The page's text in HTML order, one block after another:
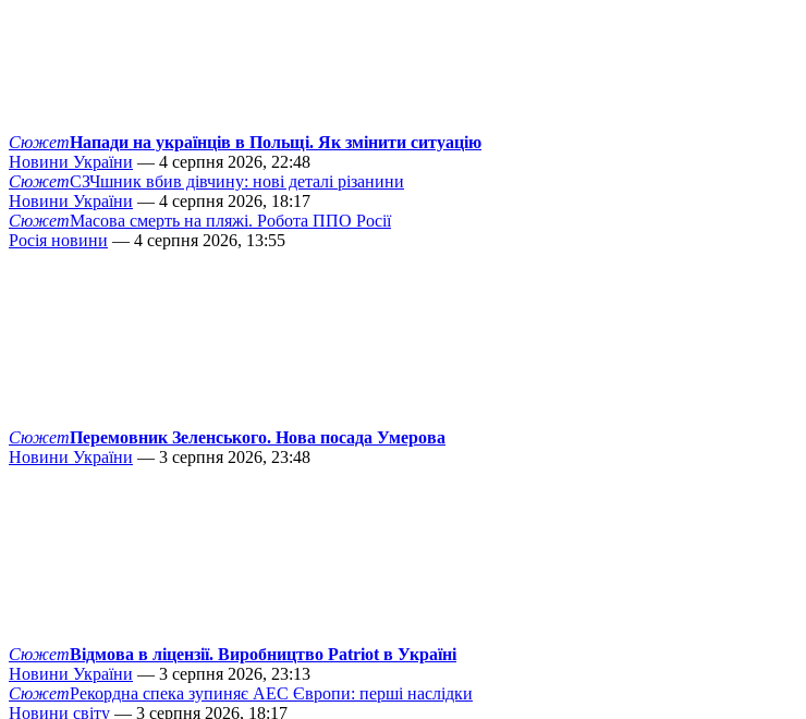
СюжетНапади на українців в Польщі. Як змінити ситуацію
Новини України — 4 серпня 2026, 22:48
СюжетСЗЧшник вбив дівчину: нові деталі різанини
Новини України — 4 серпня 2026, 18:17
СюжетМасова смерть на пляжі. Робота ППО Росії
Росія новини — 4 серпня 2026, 13:55
СюжетПеремовник Зеленського. Нова посада Умерова
Новини України — 3 серпня 2026, 23:48
СюжетВідмова в ліцензії. Виробництво Patriot в Україні
Новини України — 3 серпня 2026, 23:13
СюжетРекордна спека зупиняє АЕС Європи: перші наслідки
Новини світу — 3 серпня 2026, 18:17